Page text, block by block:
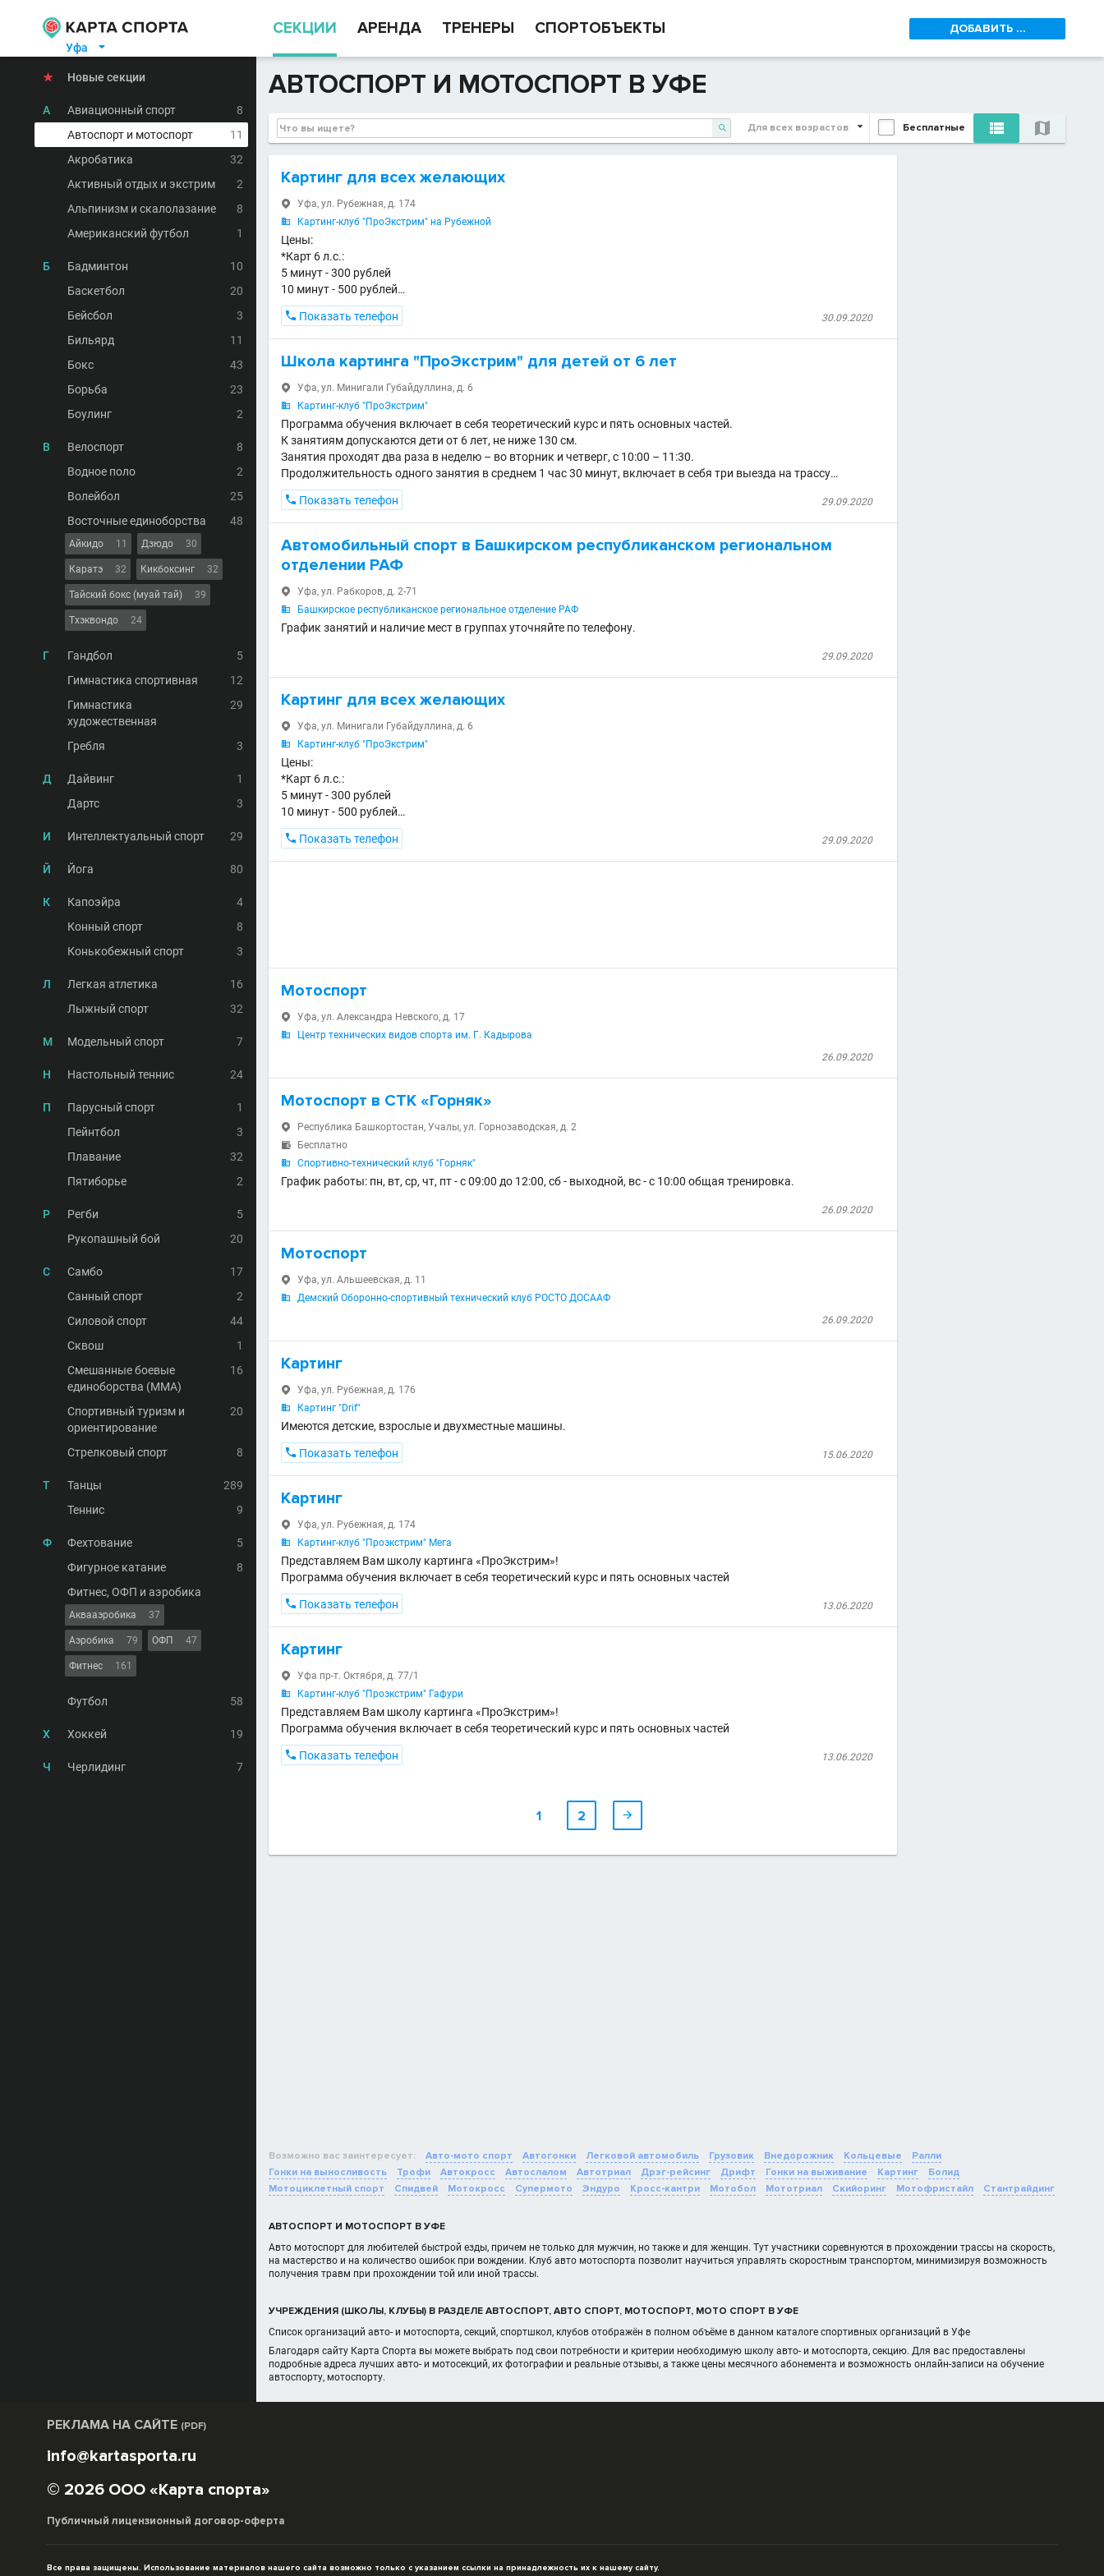
Уфа 
СЕКЦИИ АРЕНДА ТРЕНЕРЫ СПОРТОБЪЕКТЫ ДОБАВИТЬ ...
★ Новые секции
А Авиационный спорт
8
Автоспорт и мотоспорт
11
Акробатика
32
Активный отдых и экстрим
2
Альпинизм и скалолазание
8
Американский футбол
1
Б Бадминтон
10
Баскетбол
20
Бейсбол
3
Бильярд
11
Бокс
43
Борьба
23
Боулинг
2
В Велоспорт
8
Водное поло
2
Волейбол
25
Восточные единоборства
48
Айкидо 11 Дзюдо 30
Каратэ 32 Кикбоксинг 32
Тайский бокс (муай тай) 39
Тхэквондо 24
Г Гандбол
5
Гимнастика спортивная
12
Гимнастика
художественная
29
Гребля 3
Д Дайвинг
1
Дартс
3
И Интеллектуальный спорт 29
Й Йога 80
К Капоэйра
4
Конный спорт
8
Конькобежный спорт
3
Л Легкая атлетика
16
Лыжный спорт
32
М Модельный спорт 7
Н Настольный теннис 24
П Парусный спорт
1
Пейнтбол
3
Плавание
32
Пятиборье
2
Р Регби
5
Рукопашный бой
20
С Самбо
17
Санный спорт
2
Силовой спорт
44
Сквош
1
Смешанные боевые
единоборства (MMA)
16
Спортивный туризм и
ориентирование
20
Стрелковый спорт 8
Т Танцы
289
Теннис
9
Ф Фехтование
5
Фигурное катание
8
Фитнес, ОФП и аэробика
Аквааэробика 37
Аэробика 79 ОФП 47
Фитнес 161
Футбол 58
Х Хоккей 19
Ч Черлидинг 7
АВТОСПОРТ И МОТОСПОРТ В УФЕ
 Для всех возрастов Бесплатные  
Картинг для всех желающих
 Уфа, ул. Рубежная, д. 174
 Картинг-клуб "ПроЭкстрим" на Рубежной
Цены:
*Карт 6 л.с.:
5 минут - 300 рублей
10 минут - 500 рублей…
30.09.2020
 Показать телефон
Школа картинга "ПроЭкстрим" для детей от 6 лет
 Уфа, ул. Минигали Губайдуллина, д. 6
 Картинг-клуб "ПроЭкстрим"
Программа обучения включает в себя теоретический курс и пять основных частей.
К занятиям допускаются дети от 6 лет, не ниже 130 см.
Занятия проходят два раза в неделю – во вторник и четверг, с 10:00 – 11:30.
Продолжительность одного занятия в среднем 1 час 30 минут, включает в себя три выезда на трассу…
29.09.2020
 Показать телефон
Автомобильный спорт в Башкирском республиканском региональном
отделении РАФ
 Уфа, ул. Рабкоров, д. 2-71
 Башкирское республиканское региональное отделение РАФ
График занятий и наличие мест в группах уточняйте по телефону.
29.09.2020
Картинг для всех желающих
 Уфа, ул. Минигали Губайдуллина, д. 6
 Картинг-клуб "ПроЭкстрим"
Цены:
*Карт 6 л.с.:
5 минут - 300 рублей
10 минут - 500 рублей…
29.09.2020
 Показать телефон
Мотоспорт
 Уфа, ул. Александра Невского, д. 17

Центр технических видов спорта им. Г. Кадырова
26.09.2020
Мотоспорт в СТК «Горняк»
 Республика Башкортостан, Учалы, ул. Горнозаводская, д. 2
 Бесплатно
 Спортивно-технический клуб "Горняк"
График работы: пн, вт, ср, чт, пт - с 09:00 до 12:00, сб - выходной, вс - с 10:00 общая тренировка.
26.09.2020
Мотоспорт
 Уфа, ул. Альшеевская, д. 11

Демский Оборонно-спортивный технический клуб РОСТО ДОСААФ
26.09.2020
Картинг
 Уфа, ул. Рубежная, д. 176
 Картинг "Drif"
Имеются детские, взрослые и двухместные машины.
15.06.2020
 Показать телефон
Картинг
 Уфа, ул. Рубежная, д. 174
 Картинг-клуб "Проэкстрим" Мега
Представляем Вам школу картинга «ПроЭкстрим»!
Программа обучения включает в себя теоретический курс и пять основных частей
13.06.2020
 Показать телефон
Картинг
 Уфа пр-т. Октября, д. 77/1
 Картинг-клуб "Проэкстрим" Гафури
Представляем Вам школу картинга «ПроЭкстрим»!
Программа обучения включает в себя теоретический курс и пять основных частей
13.06.2020
 Показать телефон
1 2 
Возможно вас заинтересует: Авто-мото спорт Автогонки Легковой автомобиль Грузовик Внедорожник Кольцевые
Ралли
Гонки на выносливость
Трофи Автокросс Автослалом Автотриал Дрэг-рейсинг Дрифт Гонки на выживание Картинг
Болид
Мотоциклетный спорт
Спидвей Мотокросс Супермото Эндуро Кросс-кантри Мотобол Мототриал Скийоринг Мотофристайл Стантрайдинг
АВТОСПОРТ И МОТОСПОРТ В УФЕ
Авто мотоспорт для любителей быстрой езды, причем не только для мужчин, но также и для женщин. Тут участники соревнуются в прохождении трассы на скорость,
на мастерство и на количество ошибок при вождении. Клуб авто мотоспорта позволит научиться управлять скоростным транспортом, минимизируя возможность
получения травм при прохождении той или иной трассы.
УЧРЕЖДЕНИЯ (ШКОЛЫ, КЛУБЫ) В РАЗДЕЛЕ АВТОСПОРТ, АВТО СПОРТ, МОТОСПОРТ, МОТО СПОРТ В УФЕ
Список организаций авто- и мотоспорта, секций, спортшкол, клубов отображён в полном объёме в данном каталоге спортивных организаций в Уфе
Благодаря сайту Карта Спорта вы можете выбрать под свои потребности и критерии необходимую школу авто- и мотоспорта, секцию. Для вас предоставлены
подробные адреса лучших авто- и мотосекций, их фотографии и реальные отзывы, а также цены месячного абонемента и возможность онлайн-записи на обучение
автоспорту, мотоспорту.
РЕКЛАМА НА САЙТЕ (PDF)
info@kartasporta.ru
© 2026 ООО «Карта спорта»
Публичный лицензионный договор-оферта
Все права защищены. Использование материалов нашего сайта возможно только с указанием ссылки на принадлежность их к нашему сайту.